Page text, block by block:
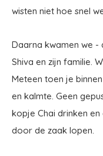
wisten niet hoe snel
Daarna kwamen we -
Shiva en zijn familie.
Meteen toen je
en kalmte. Geen
kopje Chai drinken
door de zaak lopen.